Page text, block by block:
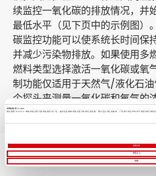
本网站使用 cookie
我们使用 Cookie 来制作贴合用户需求的内容与广告、提供社交媒体功能以及分析我们的流量。我们还会与社交媒体、广告和分析合作伙伴分享您对我们网
全部允许
自定义
拒绝
续监控一氧化碳的排放情况，并
最低水平（见下页中的示例图）
碳监控功能可以使系统长时间保
并减少污染物排放。如果使用多
燃料类型选择激活一氧化碳或氧
制功能仅适用于天然气/液化石
个探头来测量一氧化碳和氧气的浓
主要特点